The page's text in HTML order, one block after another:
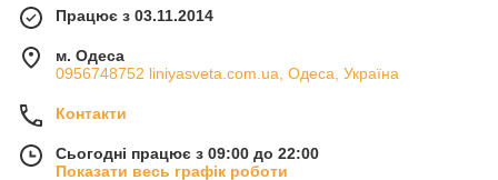
Працює з 03.11.2014
м. Одеса
0956748752 liniyasveta.com.ua, Одеса, Україна
Контакти
Сьогодні працює з 09:00 до 22:00
Показати весь графік роботи